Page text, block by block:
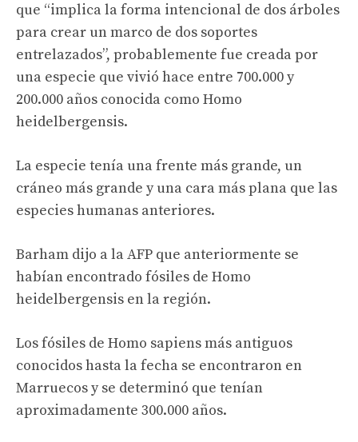
que “implica la forma intencional de dos árboles
para crear un marco de dos soportes
entrelazados”, probablemente fue creada por
una especie que vivió hace entre 700.000 y
200.000 años conocida como Homo
heidelbergensis.
La especie tenía una frente más grande, un
cráneo más grande y una cara más plana que las
especies humanas anteriores.
Barham dijo a la AFP que anteriormente se
habían encontrado fósiles de Homo
heidelbergensis en la región.
Los fósiles de Homo sapiens más antiguos
conocidos hasta la fecha se encontraron en
Marruecos y se determinó que tenían
aproximadamente 300.000 años.